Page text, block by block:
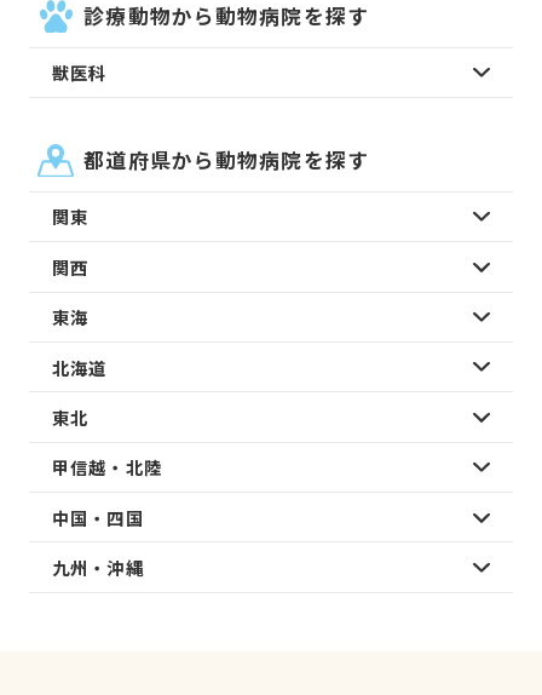
診療動物から動物病院を探す
獣医科
都道府県から動物病院を探す
関東
関西
東海
北海道
東北
甲信越・北陸
中国・四国
九州・沖縄